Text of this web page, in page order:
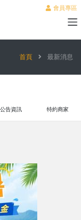
會員專區
首頁 最新消息
公告資訊 特約商家